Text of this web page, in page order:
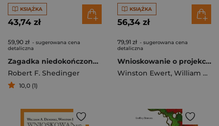
KSIĄŻKA
43,74 zł
59,90 zł - sugerowana cena
detaliczna
Zagadka niedokończonej książki Darwina. Historia niespełnionej obietnicy
Robert F. Shedinger
10,0 (1)
KSIĄŻKA
56,34 zł
79,91 zł - sugerowana cena
detaliczna
Wnioskowanie o projekcie. Wykluczanie hipotez przypadku na podstawie małych prawdopodobieństw
Winston Ewert, William A. Dembski